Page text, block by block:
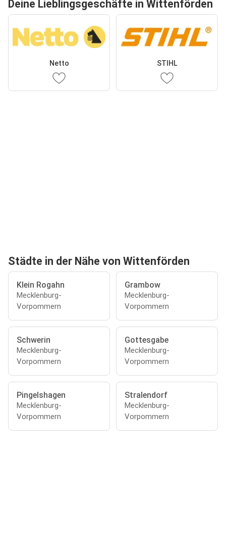
Deine Lieblingsgeschäfte in Wittenförden
Netto STIHL
Städte in der Nähe von Wittenförden
Klein Rogahn
Mecklenburg-
Vorpommern
Grambow
Mecklenburg-
Vorpommern
Schwerin
Mecklenburg-
Vorpommern
Gottesgabe
Mecklenburg-
Vorpommern
Pingelshagen
Mecklenburg-
Vorpommern
Stralendorf
Mecklenburg-
Vorpommern